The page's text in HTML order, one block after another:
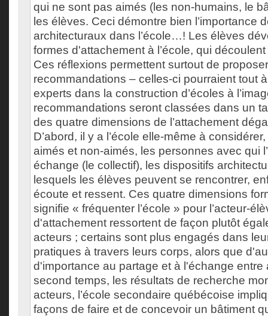
qui ne sont pas aimés (les non-humains, le
les élèves. Ceci démontre bien l’importance
architecturaux dans l’école…! Les élèves
formes d'attachement à l’école, qui
Ces réflexions permettent surtout de
recommandations – celles-ci pourraient tout
experts dans la construction d’écoles à
recommandations seront classées dans un
des quatre dimensions de l’attachement
D’abord, il y a l’école elle-même à
aimés et non-aimés, les personnes avec qui
échange (le collectif), les dispositifs
lesquels les élèves peuvent se rencontrer,
écoute et ressent. Ces quatre dimensions
signifie « fréquenter l’école » pour l’acteur-
d'attachement ressortent de façon plutôt
acteurs ; certains sont plus engagés dans
pratiques à travers leurs corps, alors que
d'importance au partage et à l'échange entre
second temps, les résultats de recherche
acteurs, l’école secondaire québécoise
façons de faire et de concevoir un bâtiment